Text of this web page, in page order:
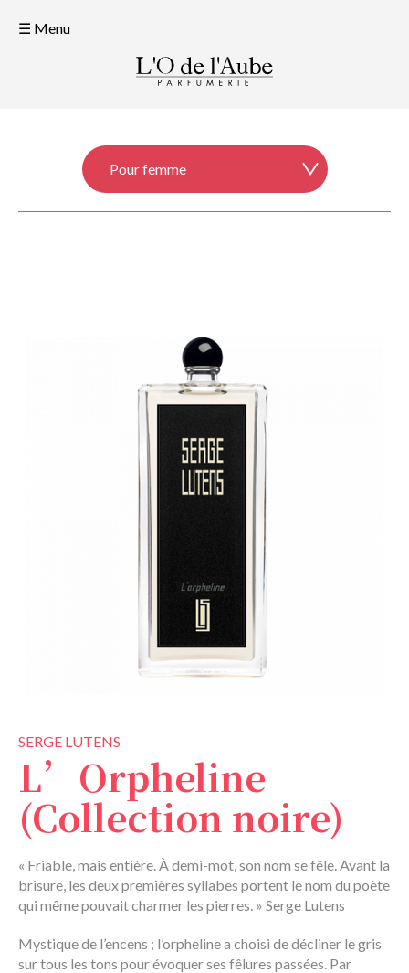
☰ Menu
SERGE LUTENS
L’Orpheline
(Collection noire)
« Friable, mais entière. À demi-mot, son nom se fêle. Avant la
brisure, les deux premières syllabes portent le nom du poète
qui même pouvait charmer les pierres. » Serge Lutens
Mystique de l’encens ; l’orpheline a choisi de décliner le gris
sur tous les tons pour évoquer ses fêlures passées. Par